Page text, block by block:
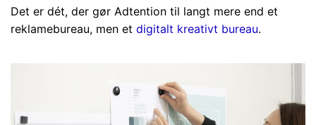
Det er dét, der gør Adtention til langt mere end et
reklamebureau, men et digitalt kreativt bureau.